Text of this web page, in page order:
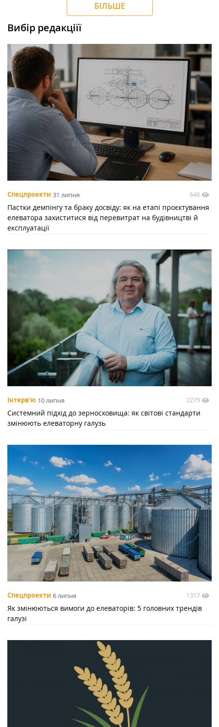
БІЛЬШЕ
Вибір редакціїї
Спецпроекти 31 липня 646
Пастки демпінгу та браку досвіду: як на етапі проєктування
елеватора захиститися від перевитрат на будівництві й
експлуатації
Інтерв'ю 10 липня 2279
Системний підхід до зерносховища: як світові стандарти
змінюють елеваторну галузь
Спецпроекти 6 липня 1317
Як змінюються вимоги до елеваторів: 5 головних трендів
галузі